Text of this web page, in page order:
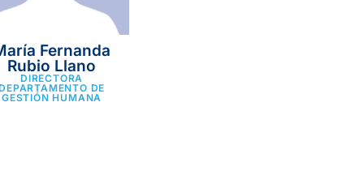
Fernanda
Rubio Llano
DIRECTORA
DE
GESTIÓN HUMANA